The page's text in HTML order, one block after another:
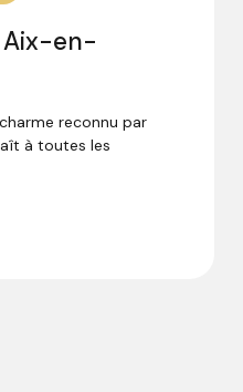
Aix-en-
reconnu par
à toutes les